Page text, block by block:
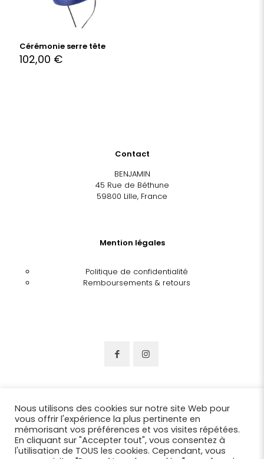
Cérémonie serre tête
102,00 €
Contact
BENJAMIN
45 Rue de Béthune
59800 Lille, France
Mention légales
Politique de confidentialité
Remboursements & retours
Nous utilisons des cookies sur notre site Web pour
vous offrir l'expérience la plus pertinente en
mémorisant vos préférences et vos visites répétées.
En cliquant sur "Accepter tout", vous consentez à
l'utilisation de TOUS les cookies. Cependant, vous